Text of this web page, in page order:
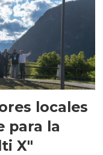
locales
para la
X"